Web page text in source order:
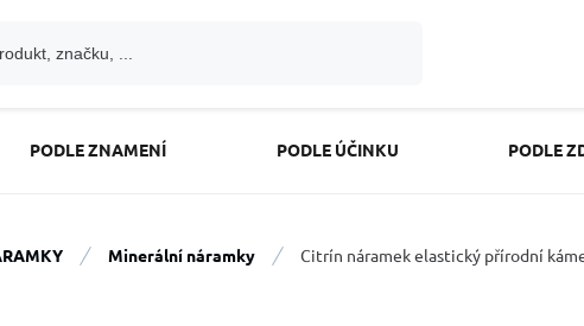
PODLE ZNAMENÍ PODLE ÚČINKU PODLE
Minerální náramky Citrín náramek elastický přírodní